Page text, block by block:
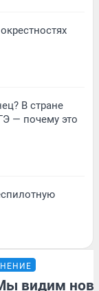
В стране
— почему это
видим